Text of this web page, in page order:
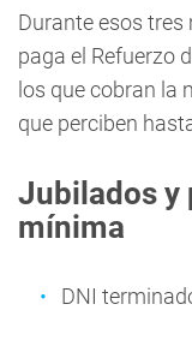
Durante esos
paga el Refuerzo
los que cobran la
que perciben
Jubilados y
mínima
DNI